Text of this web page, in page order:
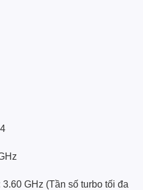
GHz (Tần số turbo tối đa